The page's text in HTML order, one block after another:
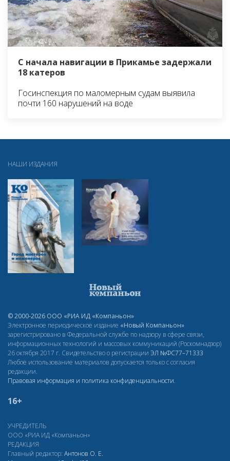
С начала навигации в Прикамье задержали
18 катеров
Госинспекция по маломерным судам выявила
почти 160 нарушений на воде
НАШИ ИЗДАНИЯ
© 2000-2026 ООО «РИА ИД «Компаньон»
Электронное периодическое издание «Новый Компаньон»
зарегистрировано в Федеральной службе по надзору в сфере связи,
информационных технологий и массовых коммуникаций (Роскомнадзор)
26 октября 2017 г. Свидетельство о регистрации ЭЛ №ФС77–71333
Любое использование материалов допускается только с согласия
редакции.
Правовая информация и политика конфиденциальности.
16+
УЧРЕДИТЕЛЬ
ООО «РИА ИД «Компаньон»
РЕДАКЦИЯ
Главный редактор: Антонов О. Е.